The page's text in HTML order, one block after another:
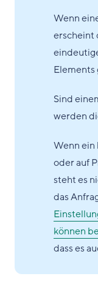
Wenn
erscheint
Sind
werden
Wenn
oder auf
steht es
das
können
dass es